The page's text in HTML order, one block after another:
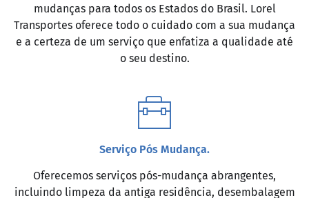
mudanças para todos os Estados do Brasil. Lorel
Transportes oferece todo o cuidado com a sua mudança
e a certeza de um serviço que enfatiza a qualidade até
o seu destino.
Serviço Pós Mudança.
Oferecemos serviços pós-mudança abrangentes,
incluindo limpeza da antiga residência, desembalagem